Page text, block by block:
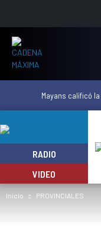
Mayans calificó
RADIO
VIDEO
Inicio PROVINCIALES